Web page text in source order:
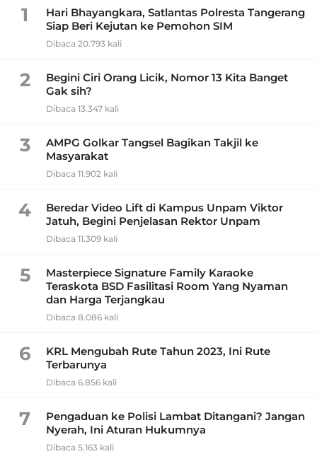
1
Hari Bhayangkara, Satlantas Polresta Tangerang
Siap Beri Kejutan ke Pemohon SIM
Dibaca 20.793 kali
2
Begini Ciri Orang Licik, Nomor 13 Kita Banget
Gak sih?
Dibaca 13.347 kali
3
AMPG Golkar Tangsel Bagikan Takjil ke
Masyarakat
Dibaca 11.902 kali
4
Beredar Video Lift di Kampus Unpam Viktor
Jatuh, Begini Penjelasan Rektor Unpam
Dibaca 11.309 kali
5
Masterpiece Signature Family Karaoke
Teraskota BSD Fasilitasi Room Yang Nyaman
dan Harga Terjangkau
Dibaca 8.086 kali
6
KRL Mengubah Rute Tahun 2023, Ini Rute
Terbarunya
Dibaca 6.856 kali
7
Pengaduan ke Polisi Lambat Ditangani? Jangan
Nyerah, Ini Aturan Hukumnya
Dibaca 5.163 kali